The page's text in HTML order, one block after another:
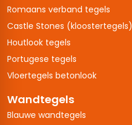
Romaans verband tegels
Castle Stones (kloostertegels)
Houtlook tegels
Portugese tegels
Vloertegels betonlook
Wandtegels
Blauwe wandtegels